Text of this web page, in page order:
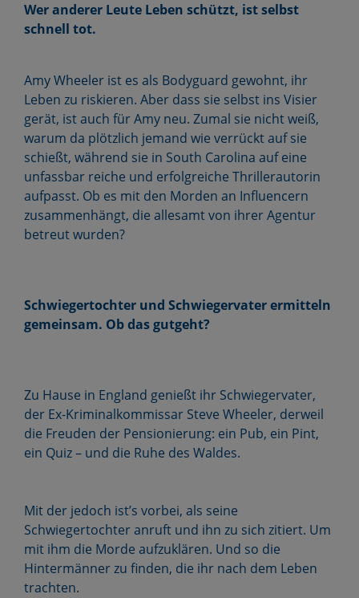
Wer anderer Leute Leben schützt, ist selbst
schnell tot.
Amy Wheeler ist es als Bodyguard gewohnt, ihr
Leben zu riskieren. Aber dass sie selbst ins Visier
gerät, ist auch für Amy neu. Zumal sie nicht weiß,
warum da plötzlich jemand wie verrückt auf sie
schießt, während sie in South Carolina auf eine
unfassbar reiche und erfolgreiche Thrillerautorin
aufpasst. Ob es mit den Morden an Influencern
zusammenhängt, die allesamt von ihrer Agentur
betreut wurden?
Schwiegertochter und Schwiegervater ermitteln
gemeinsam. Ob das gutgeht?
Zu Hause in England genießt ihr Schwiegervater,
der Ex-Kriminalkommissar Steve Wheeler, derweil
die Freuden der Pensionierung: ein Pub, ein Pint,
ein Quiz – und die Ruhe des Waldes.
Mit der jedoch ist’s vorbei, als seine
Schwiegertochter anruft und ihn zu sich zitiert. Um
mit ihm die Morde aufzuklären. Und so die
Hintermänner zu finden, die ihr nach dem Leben
trachten.